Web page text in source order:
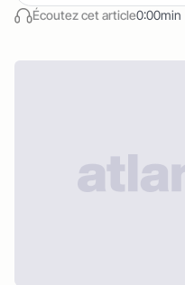
Écoutez cet article0:00min